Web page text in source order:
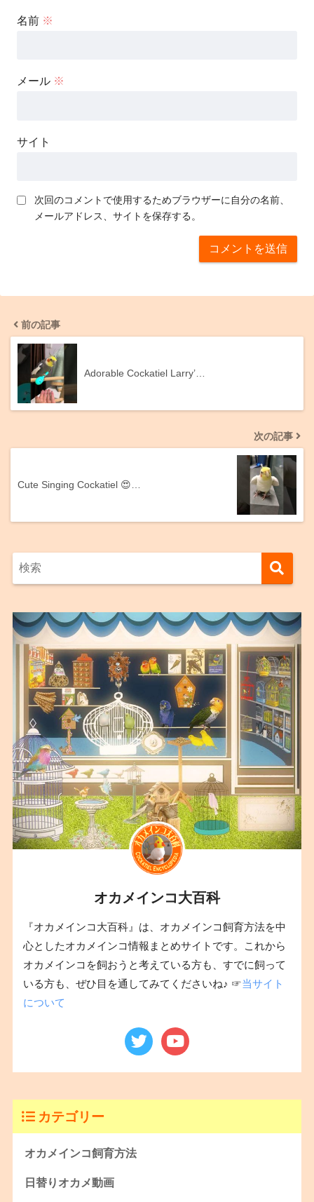
名前 ※
メール ※
サイト
次回のコメントで使用するためブラウザーに自分の名前、
メールアドレス、サイトを保存する。
前の記事
Adorable Cockatiel Larry’…
次の記事
Cute Singing Cockatiel 😍…
オカメインコ大百科
『オカメインコ大百科』は、オカメインコ飼育方法を中
心としたオカメインコ情報まとめサイトです。これから
オカメインコを飼おうと考えている方も、すでに飼って
いる方も、ぜひ目を通してみてくださいね♪ ☞当サイト
について
カテゴリー
オカメインコ飼育方法
日替りオカメ動画